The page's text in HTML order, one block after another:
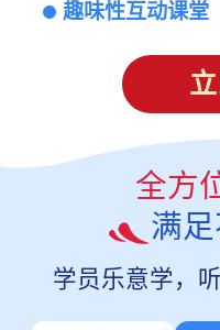
趣味性互动课堂
全方
满
学员乐意学，